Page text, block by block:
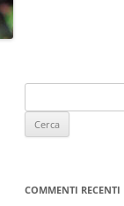
COMMENTI RECENTI